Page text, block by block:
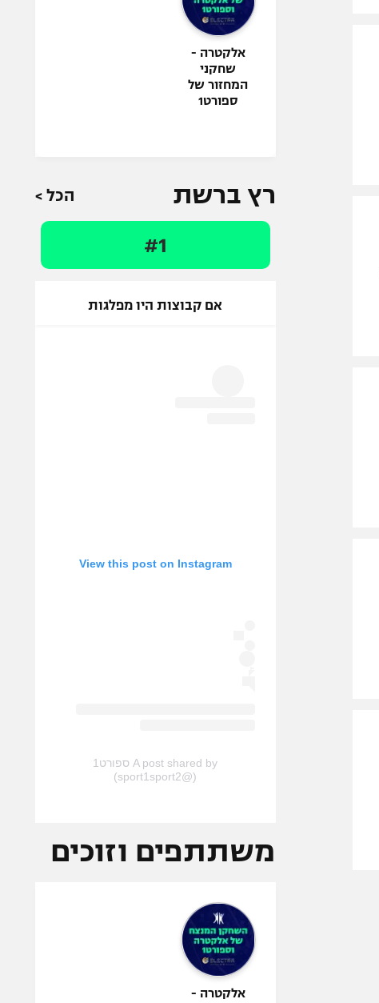
אלקטרה -
שחקני
המחזור של
ספורט1
רץ ברשת הכל >
#1
אם קבוצות היו מפלגות
View this post on Instagram
A post shared by ספורט1
(@sport1sport2)
משתתפים וזוכים
אלקטרה -